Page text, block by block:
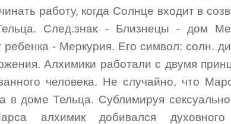
работу, когда Солнце входит в
След.знак - Близнецы - дом
- Меркурия. Его символ: солн.
Алхимики работали с двумя
человека. Не случайно, что
доме Тельца. Сублимируя
алхимик добивался духовного